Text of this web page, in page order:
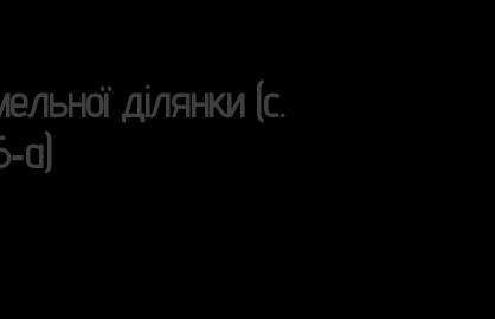
ділянки (с.